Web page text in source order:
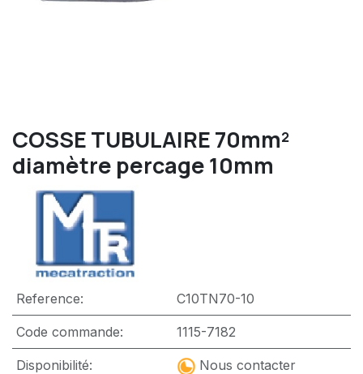
COSSE TUBULAIRE 70mm²
diamètre percage 10mm
Reference: C10TN70-10
Code commande: 1115-7182
Disponibilité: Nous contacter